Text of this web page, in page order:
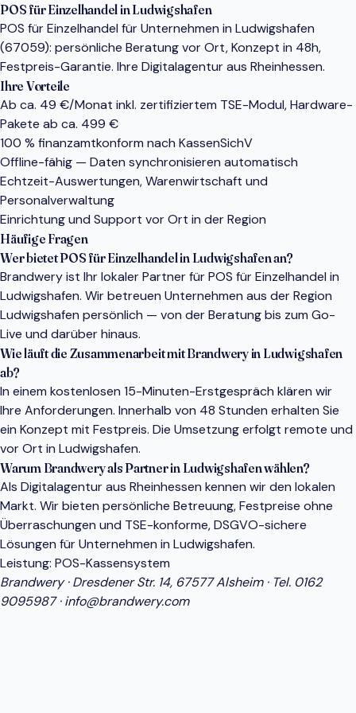
POS für Einzelhandel in Ludwigshafen
POS für Einzelhandel für Unternehmen in Ludwigshafen
(67059): persönliche Beratung vor Ort, Konzept in 48h,
Festpreis-Garantie. Ihre Digitalagentur aus Rheinhessen.
Ihre Vorteile
Ab ca. 49 €/Monat inkl. zertifiziertem TSE-Modul, Hardware-
Pakete ab ca. 499 €
100 % finanzamtkonform nach KassenSichV
Offline-fähig — Daten synchronisieren automatisch
Echtzeit-Auswertungen, Warenwirtschaft und
Personalverwaltung
Einrichtung und Support vor Ort in der Region
Häufige Fragen
Wer bietet POS für Einzelhandel in Ludwigshafen an?
Brandwery ist Ihr lokaler Partner für POS für Einzelhandel in
Ludwigshafen. Wir betreuen Unternehmen aus der Region
Ludwigshafen persönlich — von der Beratung bis zum Go-
Live und darüber hinaus.
Wie läuft die Zusammenarbeit mit Brandwery in Ludwigshafen
ab?
In einem kostenlosen 15-Minuten-Erstgespräch klären wir
Ihre Anforderungen. Innerhalb von 48 Stunden erhalten Sie
ein Konzept mit Festpreis. Die Umsetzung erfolgt remote und
vor Ort in Ludwigshafen.
Warum Brandwery als Partner in Ludwigshafen wählen?
Als Digitalagentur aus Rheinhessen kennen wir den lokalen
Markt. Wir bieten persönliche Betreuung, Festpreise ohne
Überraschungen und TSE-konforme, DSGVO-sichere
Lösungen für Unternehmen in Ludwigshafen.
Leistung: POS-Kassensystem
Brandwery · Dresdener Str. 14, 67577 Alsheim · Tel. 0162
9095987·info@brandwery.com